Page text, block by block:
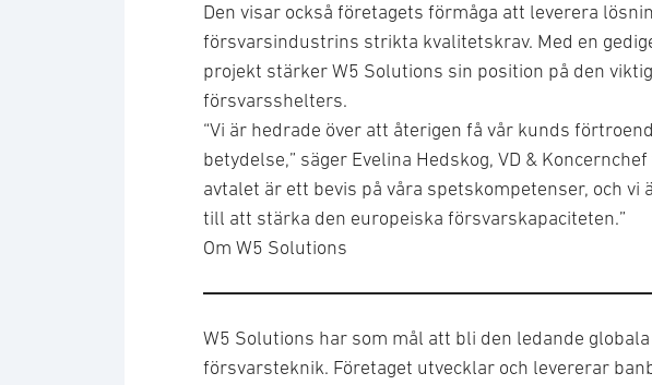
Den visar också företagets förmåga att leverera
försvarsindustrins strikta kvalitetskrav. Med en
projekt stärker W5 Solutions sin position på den
försvarsshelters.
“Vi är hedrade över att återigen få vår kunds
betydelse,” säger Evelina Hedskog, VD &
avtalet är ett bevis på våra spetskompetenser, och vi
till att stärka den europeiska försvarskapaciteten.”
Om W5 Solutions
W5 Solutions har som mål att bli den ledande
försvarsteknik. Företaget utvecklar och levererar